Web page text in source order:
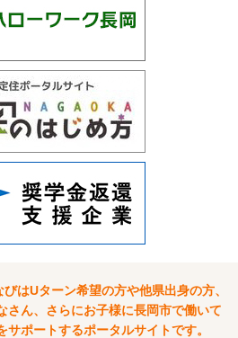
はUターン希望の方や他県出身の方、
さん、さらにお子様に長岡市で働いて
ポートするポータルサイトです。